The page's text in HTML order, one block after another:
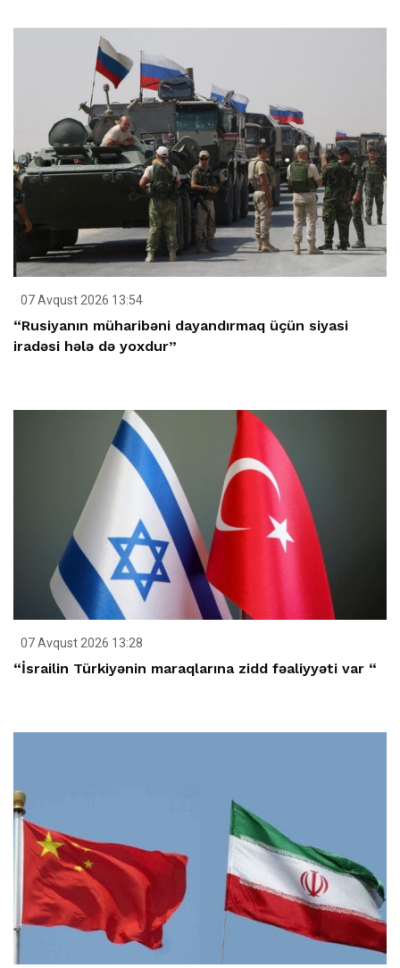
07 Avqust 2026 13:54
“Rusiyanın müharibəni dayandırmaq üçün siyasi
iradəsi hələ də yoxdur”
07 Avqust 2026 13:28
“İsrailin Türkiyənin maraqlarına zidd fəaliyyəti var “